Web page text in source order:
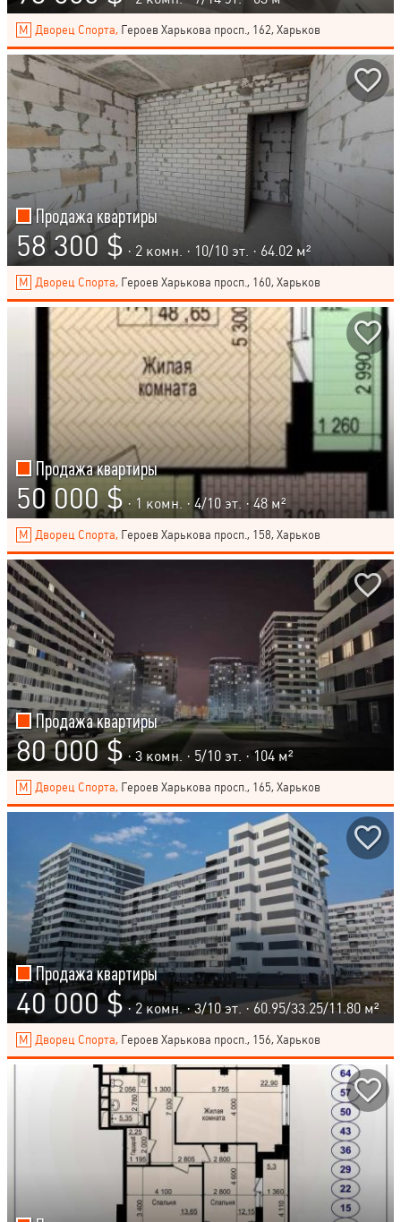
Дворец Спорта, Героев Харькова просп., 162, Харьков
Продажа квартиры
58 300 $ · 2 комн. · 10/10 эт. · 64.02 м²
Дворец Спорта, Героев Харькова просп., 160, Харьков
Продажа квартиры
50 000 $ · 1 комн. · 4/10 эт. · 48 м²
Дворец Спорта, Героев Харькова просп., 158, Харьков
Продажа квартиры
80 000 $ · 3 комн. · 5/10 эт. · 104 м²
Дворец Спорта, Героев Харькова просп., 165, Харьков
Продажа квартиры
40 000 $ · 2 комн. ·3/10эт. · 60.95/33.25/11.80 м²
Дворец Спорта, Героев Харькова просп., 156, Харьков